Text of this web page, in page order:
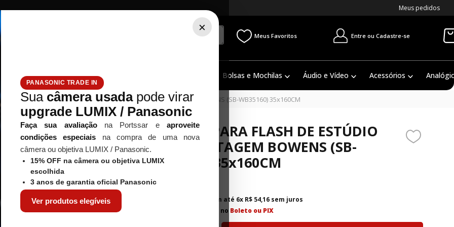
×
PANASONIC TRADE IN
Sua câmera usadapode virar
upgrade LUMIX / Panasonic
Faça sua avaliaçãona Portssar eaproveite
condições especiais na compra de uma nova
câmera ou objetiva LUMIX / Panasonic.
15% OFF na câmera ou objetiva LUMIX
escolhida
3 anos de garantia oficial Panasonic
Ver produtos elegíveis
Meus pedidos
Meus Favoritos Entre ou Cadastre-se
Tripé / Monopé Estúdio / Iluminação Bolsas e Mochilas Áudio e Vídeo Acessórios
SOFTBOX PARA FLASH DE ESTÚDIO COM MONTAGEM BOWENS (SB-WB35160) 35x160CM
GREIKA
SOFTBOX PARA FLASH DE ESTÚDIO
COM MONTAGEM BOWENS (SB-
WB35160) 35x160CM
Em até 6x R$ 54,16 sem juros
à vista no Boleto ou PIX